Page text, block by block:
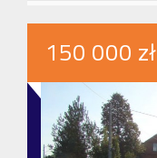
150 000 zł